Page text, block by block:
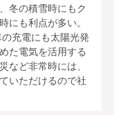
冬の積雪時にもク
にも利点が多い。
充電にも太陽光発
た電気を活用する
など非常時には、
いただけるので社